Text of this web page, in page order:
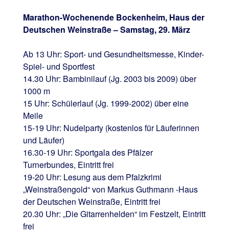
Marathon-Wochenende Bockenheim, Haus der
Deutschen Weinstraße – Samstag, 29. März
Ab 13 Uhr: Sport- und Gesundheitsmesse, Kinder-
Spiel- und Sportfest
14.30 Uhr: Bambinilauf (Jg. 2003 bis 2009) über
1000 m
15 Uhr: Schülerlauf (Jg. 1999-2002) über eine
Meile
15-19 Uhr: Nudelparty (kostenlos für Läuferinnen
und Läufer)
16.30-19 Uhr: Sportgala des Pfälzer
Turnerbundes, Eintritt frei
19-20 Uhr: Lesung aus dem Pfalzkrimi
„Weinstraßengold“ von Markus Guthmann -Haus
der Deutschen Weinstraße, Eintritt frei
20.30 Uhr: „Die Gitarrenhelden“ im Festzelt, Eintritt
frei